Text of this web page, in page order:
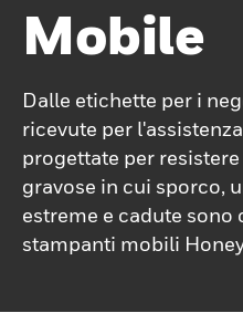
Mobile
Dalle etichette per i
ricevute per
progettate per
gravose in cui sporco,
estreme e cadute sono
stampanti mobili